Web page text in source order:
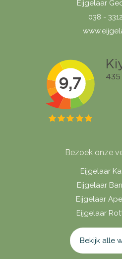
Eijgelaar
038 -
Bezoek onze
Eijgelaar
Eijgelaar
Eijgelaar
Eijgelaar
Bekijk alle